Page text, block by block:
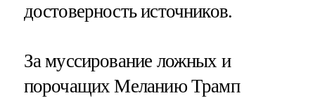
достоверность источников.
За муссирование ложных и
порочащих Меланию Трамп